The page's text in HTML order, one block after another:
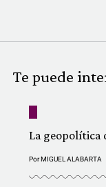
QUIÉNES SOMOS
Te puede
La geopolítica
PorMIGUEL ALABARTA